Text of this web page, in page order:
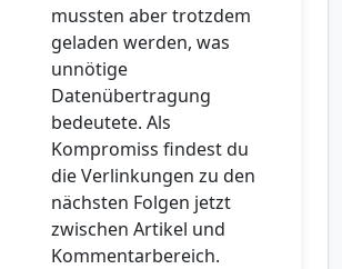
mussten aber trotzdem
geladen werden, was
unnötige
Datenübertragung
bedeutete. Als
Kompromiss findest du
die Verlinkungen zu den
nächsten Folgen jetzt
zwischen Artikel und
Kommentarbereich.